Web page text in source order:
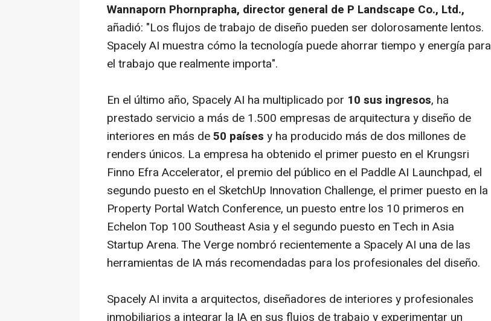
Wannaporn Phornprapha, director general de P Landscape Co., Ltd.,
añadió: "Los flujos de trabajo de diseño pueden ser dolorosamente lentos.
Spacely AI muestra cómo la tecnología puede ahorrar tiempo y energía para
el trabajo que realmente importa".
En el último año, Spacely AI ha multiplicado por 10 sus ingresos, ha
prestado servicio a más de 1.500 empresas de arquitectura y diseño de
interiores en más de50 países y ha producido más de dos millones de
renders únicos. La empresa ha obtenido el primer puesto en el Krungsri
Finno Efra Accelerator, el premio del público en el Paddle AI Launchpad, el
segundo puesto en el SketchUp Innovation Challenge, el primer puesto en la
Property Portal Watch Conference, un puesto entre los 10 primeros en
Echelon Top 100 Southeast Asia y el segundo puesto en Tech in Asia
Startup Arena. The Verge nombró recientemente a Spacely AI una de las
herramientas de IA más recomendadas para los profesionales del diseño.
Spacely AI invita a arquitectos, diseñadores de interiores y profesionales
inmobiliarios a integrar la IA en sus flujos de trabajo y experimentar un